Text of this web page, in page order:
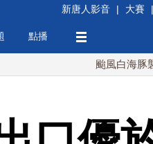
新唐人影音 | 大賽 |
點播
颱風白海豚襲沖繩 週